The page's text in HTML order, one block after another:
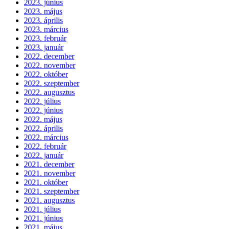
2023. június
2023. május
2023. április
2023. március
2023. február
2023. január
2022. december
2022. november
2022. október
2022. szeptember
2022. augusztus
2022. július
2022. június
2022. május
2022. április
2022. március
2022. február
2022. január
2021. december
2021. november
2021. október
2021. szeptember
2021. augusztus
2021. július
2021. június
2021. május